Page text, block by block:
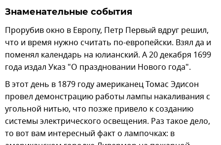
Знаменательные события
Прорубив окно в Европу, Петр Первый вдруг решил,
что и время нужно считать по-европейски. Взял да и
поменял календарь на юлианский. А 20 декабря 1699
года издал Указ "О праздновании Нового года".
В этот день в 1879 году американец Томас Эдисон
провел демонстрацию работы лампы накаливания с
угольной нитью, что позже привело к созданию
системы электрического освещения. Раз такое дело,
то вот вам интересный факт о лампочках: в